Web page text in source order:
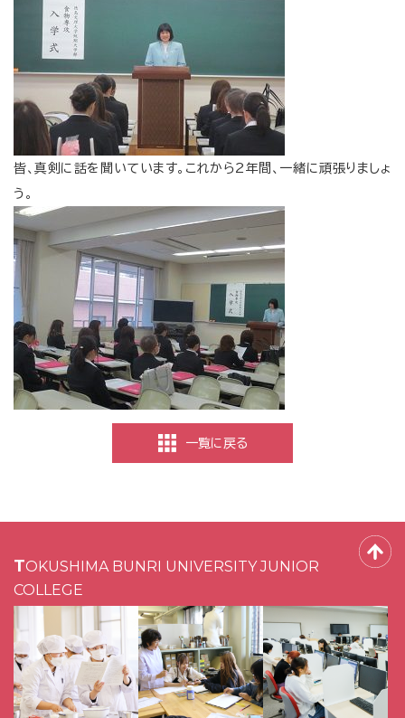
皆、真剣に話を聞いています。これから2年間、一緒に頑張りましょ
う。
一覧に戻る
TOKUSHIMA BUNRI UNIVERSITY JUNIOR
COLLEGE